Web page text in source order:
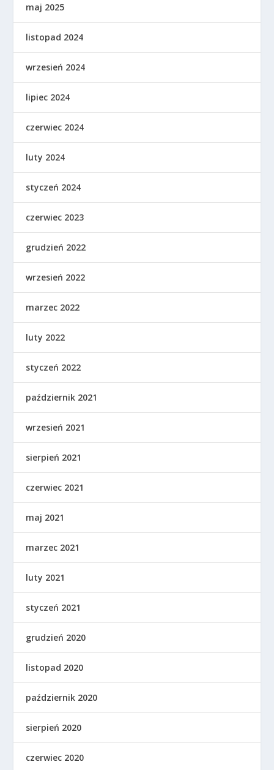
maj 2025
listopad 2024
wrzesień 2024
lipiec 2024
czerwiec 2024
luty 2024
styczeń 2024
czerwiec 2023
grudzień 2022
wrzesień 2022
marzec 2022
luty 2022
styczeń 2022
październik 2021
wrzesień 2021
sierpień 2021
czerwiec 2021
maj 2021
marzec 2021
luty 2021
styczeń 2021
grudzień 2020
listopad 2020
październik 2020
sierpień 2020
czerwiec 2020